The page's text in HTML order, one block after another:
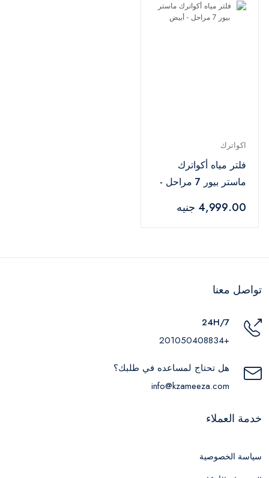
اكواترك
فلتر مياه أكواترك
ماستر بيور 7 مراحل -
4,999.00 جنيه
تواصل معنا
24H/7
+201050408834
هل تحتاج لمساعده في طلبك؟
info@kzameeza.com
خدمة العملاء
سياسة الخصوصية